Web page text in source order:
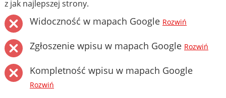
z jak najlepszej strony.
Widoczność w mapach Google Rozwiń
Zgłoszenie wpisu w mapach Google Rozwiń
Kompletność wpisu w mapach Google
Rozwiń